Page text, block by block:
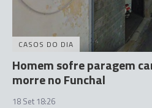
CASOS DO DIA
Homem sofre paragem
morre no Funchal
18 Set 18:26